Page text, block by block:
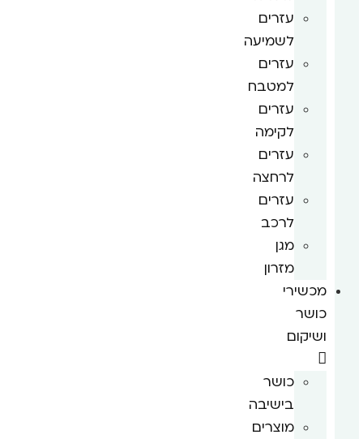
עזרים
לשמיעה
עזרים
למטבח
עזרים
לקימה
עזרים
לרחצה
עזרים
לרכב
מגן
מזרון
מכשירי
כושר
ושיקום
כושר
בישיבה
מוצרים